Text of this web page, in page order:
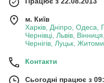
м. Київ
Харків, Дніпро, Одеса,
Чернівці, Львів,
Чернігів, Луцьк,
Контакти
Сьогодні працює з